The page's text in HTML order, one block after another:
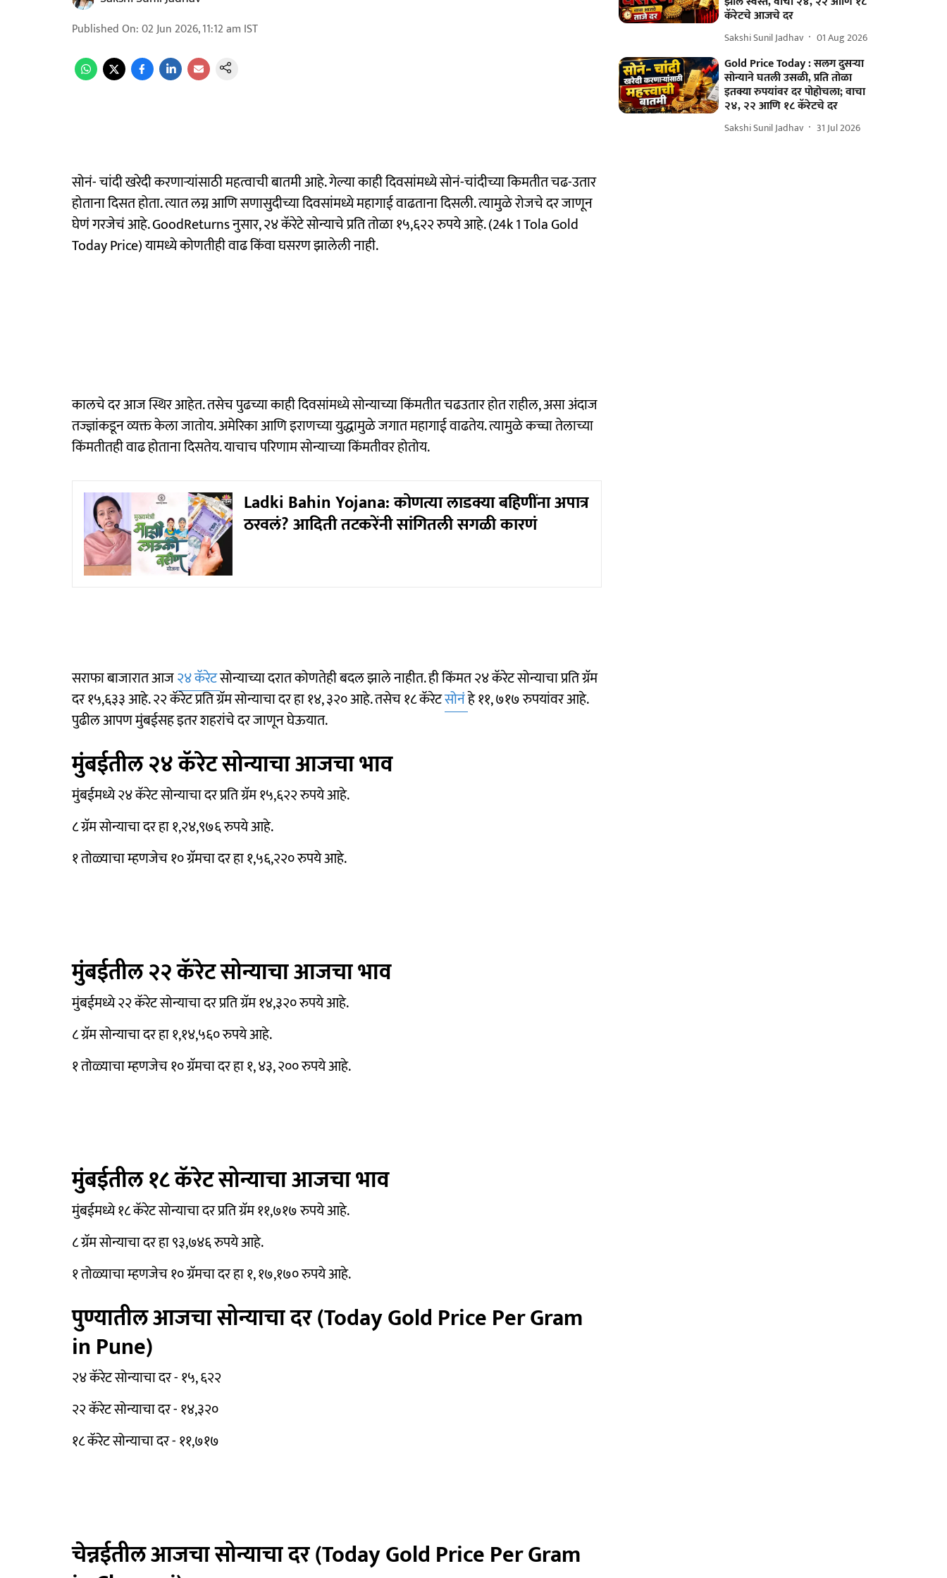
Published On:02 Jun 2026, 11:12 am IST
सोनं- चांदी खरेदी करणाऱ्यांसाठी महत्वाची बातमी आहे. गेल्या काही दिवसांमध्ये सोनं-चांदीच्या किमतीत चढ-उतार
होताना दिसत होता. त्यात लग्न आणि सणासुदीच्या दिवसांमध्ये महागाई वाढताना दिसली. त्यामुळे रोजचे दर जाणून
घेणं गरजेचं आहे. GoodReturns नुसार, २४ कॅरेटे सोन्याचे प्रति तोळा १५,६२२ रुपये आहे. (24k 1 Tola Gold
Today Price) यामध्ये कोणतीही वाढ किंवा घसरण झालेली नाही.
कालचे दर आज स्थिर आहेत. तसेच पुढच्या काही दिवसांमध्ये सोन्याच्या किंमतीत चढउतार होत राहील, असा अंदाज
तज्ज्ञांकडून व्यक्त केला जातोय. अमेरिका आणि इराणच्या युद्धामुळे जगात महागाई वाढतेय. त्यामुळे कच्चा तेलाच्या
किंमतीतही वाढ होताना दिसतेय. याचाच परिणाम सोन्याच्या किंमतीवर होतोय.
Ladki Bahin Yojana: कोणत्या लाडक्या बहिणींना अपात्र
ठरवलं? आदिती तटकरेंनी सांगितली सगळी कारणं
सराफा बाजारात आज२४ कॅरेटसोन्याच्या दरात कोणतेही बदल झाले नाहीत. ही किंमत २४ कॅरेट सोन्याचा प्रति ग्रॅम
दर १५,६३३ आहे. २२ कॅरेट प्रति ग्रॅम सोन्याचा दर हा १४, ३२० आहे. तसेच १८ कॅरेटसोनंहे ११, ७१७ रुपयांवर आहे.
पुढील आपण मुंबईसह इतर शहरांचे दर जाणून घेऊयात.
मुंबईतील २४ कॅरेट सोन्याचा आजचा भाव
मुंबईमध्ये २४ कॅरेट सोन्याचा दर प्रति ग्रॅम १५,६२२ रुपये आहे.
८ ग्रॅम सोन्याचा दर हा १,२४,९७६ रुपये आहे.
१ तोळ्याचा म्हणजेच १० ग्रॅमचा दर हा १,५६,२२० रुपये आहे.
मुंबईतील २२ कॅरेट सोन्याचा आजचा भाव
मुंबईमध्ये २२ कॅरेट सोन्याचा दर प्रति ग्रॅम १४,३२० रुपये आहे.
८ ग्रॅम सोन्याचा दर हा १,१४,५६० रुपये आहे.
१ तोळ्याचा म्हणजेच १० ग्रॅमचा दर हा १, ४३, २०० रुपये आहे.
मुंबईतील १८ कॅरेट सोन्याचा आजचा भाव
मुंबईमध्ये १८ कॅरेट सोन्याचा दर प्रति ग्रॅम ११,७१७ रुपये आहे.
८ ग्रॅम सोन्याचा दर हा ९३,७४६ रुपये आहे.
१ तोळ्याचा म्हणजेच १० ग्रॅमचा दर हा १, १७,१७० रुपये आहे.
पुण्यातील आजचा सोन्याचा दर (Today Gold Price Per Gram
in Pune)
२४ कॅरेट सोन्याचा दर - १५, ६२२
२२ कॅरेट सोन्याचा दर - १४,३२०
१८ कॅरेट सोन्याचा दर - ११,७१७
चेन्नईतील आजचा सोन्याचा दर (Today Gold Price Per Gram
कॅरेटचे आजचे दर
Sakshi Sunil Jadhav 01 Aug 2026
Gold Price Today : सलग दुसऱ्या
सोन्याने घतली उसळी, प्रति तोळा
इतक्या रुपयांवर दर पोहोचला; वाचा
२४, २२ आणि १८ कॅरेटचे दर
Sakshi Sunil Jadhav 31 Jul 2026